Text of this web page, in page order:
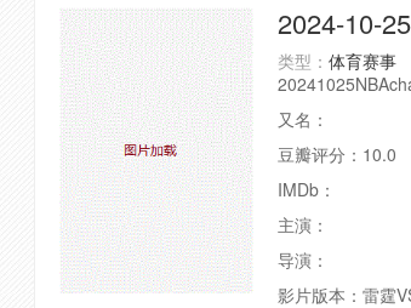
2024-10-
类型： 体育赛事
又名：
豆瓣评分： 10.0
IMDb：
主演：
导演：
影片版本： 雷霆